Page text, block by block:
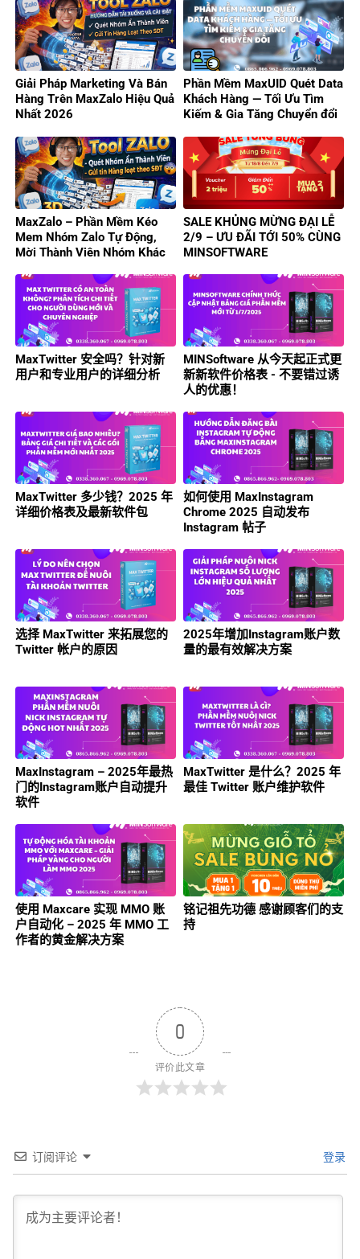
Giải Pháp Marketing Và Bán
Hàng Trên MaxZalo Hiệu Quả
Nhất 2026
Phần Mềm MaxUID Quét Data
Khách Hàng — Tối Ưu Tìm
Kiếm & Gia Tăng Chuyển đổi
MaxZalo – Phần Mềm Kéo
Mem Nhóm Zalo Tự Động,
Mời Thành Viên Nhóm Khác
SALE KHỦNG MỪNG ĐẠI LỄ
2/9 – ƯU ĐÃI TỚI 50% CÙNG
MINSOFTWARE
MaxTwitter 安全吗？针对新
用户和专业用户的详细分析
MINSoftware 从今天起正式更
新新软件价格表 - 不要错过诱
人的优惠！
MaxTwitter 多少钱？2025 年
详细价格表及最新软件包
如何使用 MaxInstagram
Chrome 2025 自动发布
Instagram 帖子
选择 MaxTwitter 来拓展您的
Twitter 帐户的原因
2025年增加Instagram账户数
量的最有效解决方案
MaxInstagram – 2025年最热
门的Instagram账户自动提升
软件
MaxTwitter 是什么？2025 年
最佳 Twitter 账户维护软件
使用 Maxcare 实现 MMO 账
户自动化 – 2025 年 MMO 工
作者的黄金解决方案
铭记祖先功德 感谢顾客们的支
持
0
评价此文章
订阅评论 登录